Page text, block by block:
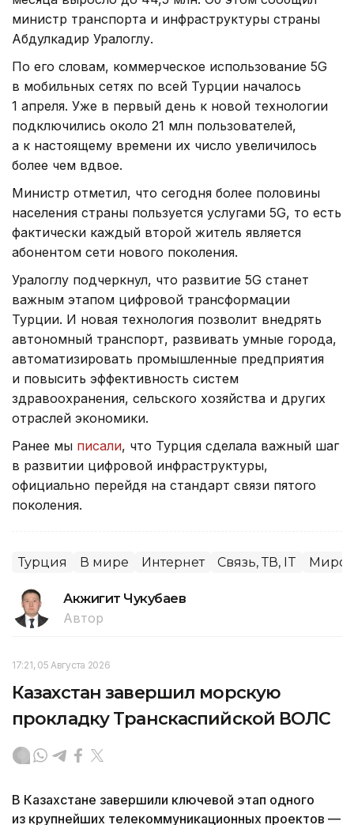
министр транспорта и инфраструктуры страны
Абдулкадир Уралоглу.
По его словам, коммерческое использование 5G
в мобильных сетях по всей Турции началось
1 апреля. Уже в первый день к новой технологии
подключились около 21 млн пользователей,
а к настоящему времени их число увеличилось
более чем вдвое.
Министр отметил, что сегодня более половины
населения страны пользуется услугами 5G, то есть
фактически каждый второй житель является
абонентом сети нового поколения.
Уралоглу подчеркнул, что развитие 5G станет
важным этапом цифровой трансформации
Турции. И новая технология позволит внедрять
автономный транспорт, развивать умные города,
автоматизировать промышленные предприятия
и повысить эффективность систем
здравоохранения, сельского хозяйства и других
отраслей экономики.
Ранее мы писали, что Турция сделала важный шаг
в развитии цифровой инфраструктуры,
официально перейдя на стандарт связи пятого
поколения.
Турция В мире Интернет Связь, ТВ, IT
Акжигит Чукубаев
Автор
17:21, 05 Августа 2026
Казахстан завершил морскую
прокладку Транскаспийской ВОЛС
В Казахстане завершили ключевой этап одного
из крупнейших телекоммуникационных проектов —